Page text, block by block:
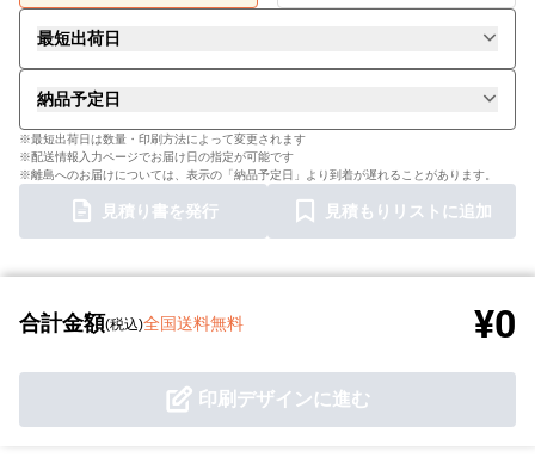
最短出荷日
納品予定日
※最短出荷日は数量・印刷方法によって変更されます
※配送情報入力ページでお届け日の指定が可能です
※離島へのお届けについては、表示の「納品予定日」より到着が遅れることがあります。
見積り書を発行 見積もりリストに追加
合計金額(税込)全国送料無料 ¥0
印刷デザインに進む